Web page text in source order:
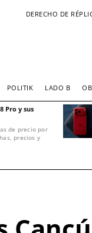
DERECHO DE
POLITIK LADO B
Pro y sus
de precio por
precios y